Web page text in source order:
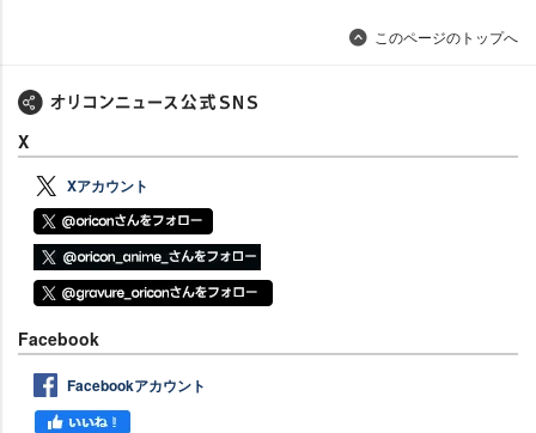
このページのトップへ
X
Xアカウント
Facebook
Facebookアカウント